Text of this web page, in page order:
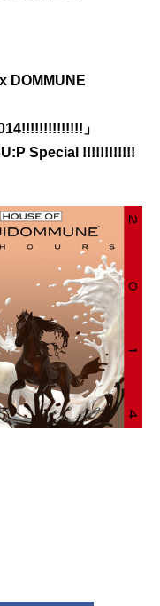
中でも一曲使われて
ィンをデジタルで再
DOMMUNE
」
Special !!!!!!!!!!!!